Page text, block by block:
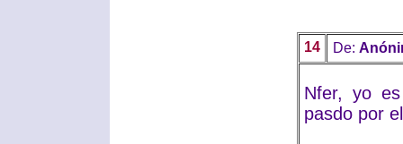
14 De:
Nfer, yo
pasdo por